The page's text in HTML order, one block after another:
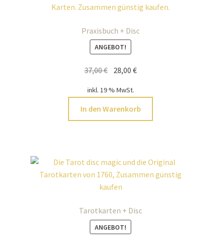
Praxisbuch + Disc
ANGEBOT!
37,00€ Ursprünglicher
war:
37,00 €
28,00€Aktueller
28,00 €.
inkl. 19 % MwSt.
In den Warenkorb
Tarotkarten + Disc
ANGEBOT!